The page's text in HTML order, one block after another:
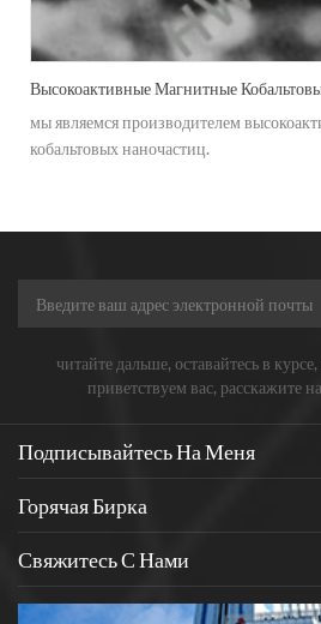
Высокоактивные Магнитные
мы являемся производителем
кобальтовых наночастиц.
читайте дальше, оставайтесь в
приветствуем вас, расскажите
Подписывайтесь На Меня
Горячая Бирка
Свяжитесь С Нами